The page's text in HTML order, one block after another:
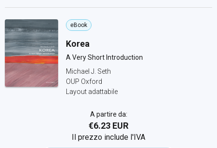
eBook
Korea
A Very Short Introduction
Michael J. Seth
OUP Oxford
Layout adattabile
A partire da:
€6.23 EUR
Il prezzo include l'IVA